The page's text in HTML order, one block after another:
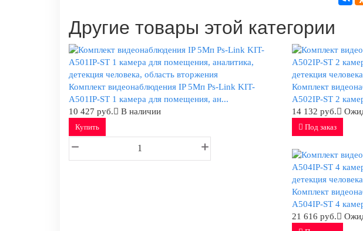
Другие товары этой категории
Комплект видеонаблюдения IP 5Мп Ps-Link KIT-
A501IP-ST 1 камера для помещения, ан...
10 427 руб.
В наличии
Купить
Комплект
A502IP-ST 2
14 132 руб.
Под заказ
Комплект
A504IP-ST 4
21 616 руб.